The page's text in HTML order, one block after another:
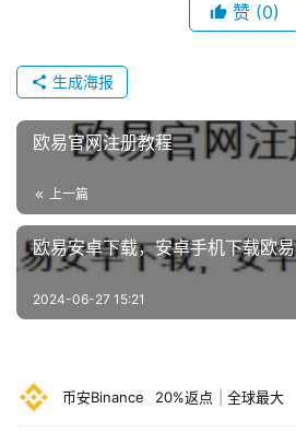
赞 (0)
生成海报
欧易官网注册教程
上一篇
欧易安卓下载，安卓手机下载欧易
2024-06-27 15:21
币安Binance 20%返点 全球最大